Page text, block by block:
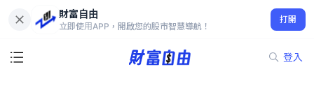
財富自由
立即使用APP，開啟您的股市智慧導航！
打開
登入
92.00
0.54%